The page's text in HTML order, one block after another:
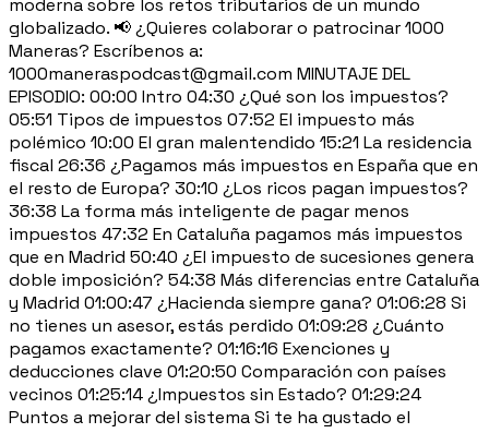
moderna sobre los retos tributarios de un mundo
globalizado. 📢 ¿Quieres colaborar o patrocinar 1000
Maneras? Escríbenos a:
1000maneraspodcast@gmail.com MINUTAJE DEL
EPISODIO: 00:00 Intro 04:30 ¿Qué son los impuestos?
05:51 Tipos de impuestos 07:52 El impuesto más
polémico 10:00 El gran malentendido 15:21 La residencia
fiscal 26:36 ¿Pagamos más impuestos en España que en
el resto de Europa? 30:10 ¿Los ricos pagan impuestos?
36:38 La forma más inteligente de pagar menos
impuestos 47:32 En Cataluña pagamos más impuestos
que en Madrid 50:40 ¿El impuesto de sucesiones genera
doble imposición? 54:38 Más diferencias entre Cataluña
y Madrid 01:00:47 ¿Hacienda siempre gana? 01:06:28 Si
no tienes un asesor, estás perdido 01:09:28 ¿Cuánto
pagamos exactamente? 01:16:16 Exenciones y
deducciones clave 01:20:50 Comparación con países
vecinos 01:25:14 ¿Impuestos sin Estado? 01:29:24
Puntos a mejorar del sistema Si te ha gustado el